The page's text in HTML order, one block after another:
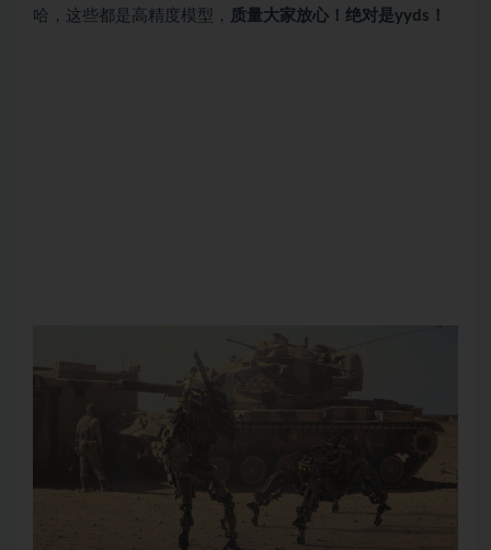
哈，这些都是高精度模型， 质量大家放心！绝对是yyds！